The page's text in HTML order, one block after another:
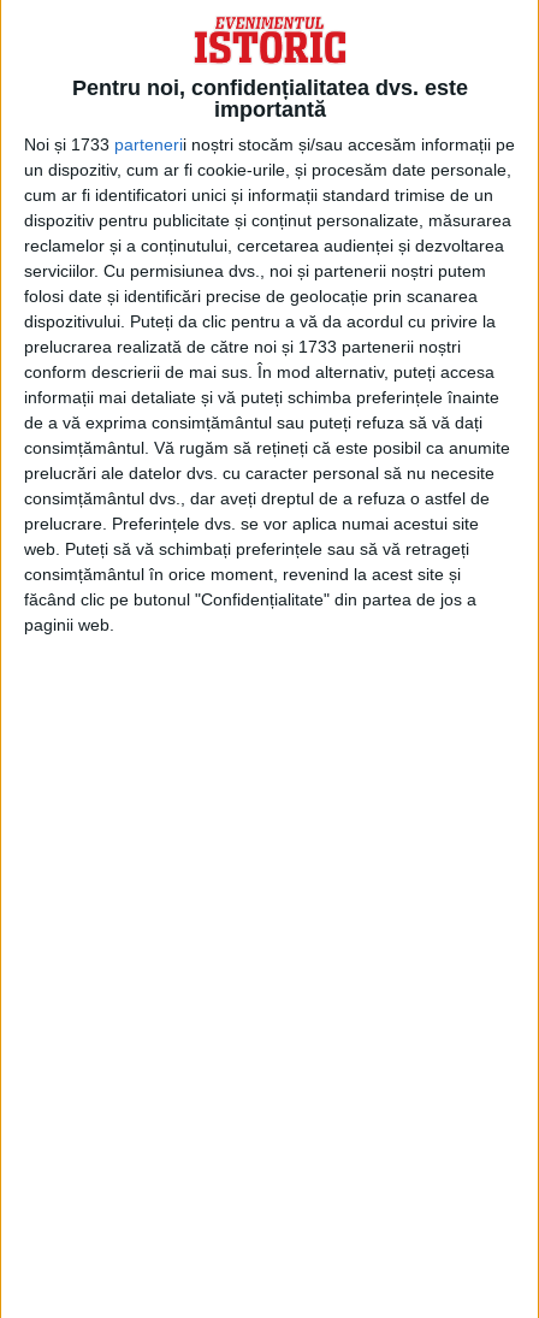
Pentru noi, confidențialitatea dvs. este
importantă
Noi și 1733 partenerii noștri stocăm și/sau accesăm informații pe
un dispozitiv, cum ar fi cookie-urile, și procesăm date personale,
cum ar fi identificatori unici și informații standard trimise de un
dispozitiv pentru publicitate și conținut personalizate, măsurarea
reclamelor și a conținutului, cercetarea audienței și dezvoltarea
serviciilor. Cu permisiunea dvs., noi și partenerii noștri putem
folosi date și identificări precise de geolocație prin scanarea
dispozitivului. Puteți da clic pentru a vă da acordul cu privire la
prelucrarea realizată de către noi și 1733 partenerii noștri
conform descrierii de mai sus. În mod alternativ, puteți accesa
informații mai detaliate și vă puteți schimba preferințele înainte
de a vă exprima consimțământul sau puteți refuza să vă dați
consimțământul. Vă rugăm să rețineți că este posibil ca anumite
prelucrări ale datelor dvs. cu caracter personal să nu necesite
consimțământul dvs., dar aveți dreptul de a refuza o astfel de
prelucrare. Preferințele dvs. se vor aplica numai acestui site
web. Puteți să vă schimbați preferințele sau să vă retrageți
consimțământul în orice moment, revenind la acest site și
făcând clic pe butonul "Confidențialitate" din partea de jos a
paginii web.
acceptau capitularea și plata unui tribut,
prin care erau scoase din așa-numită
,,Casă a războiului”, acolo unde erau incluși
toți ,,ne-credincioșii”, adică toți cei
împotriva cărora purtau turcii osmanlâi
războiul sfânt, care, teoretic, ar fi trebuit
să fie neîntrerupt. Însă otomanii, de-a
lungul istoriei, au pus înaintea factorului
religios considerentul politic, războaiele
sfinte pornite, djihâd-urile, având drept
motive nu religia și credința, ci economia și
extinderea teritorială.